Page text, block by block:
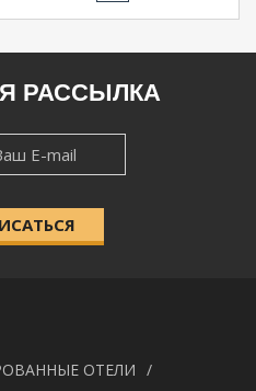
РАССЫЛКА
ОТЕЛИ